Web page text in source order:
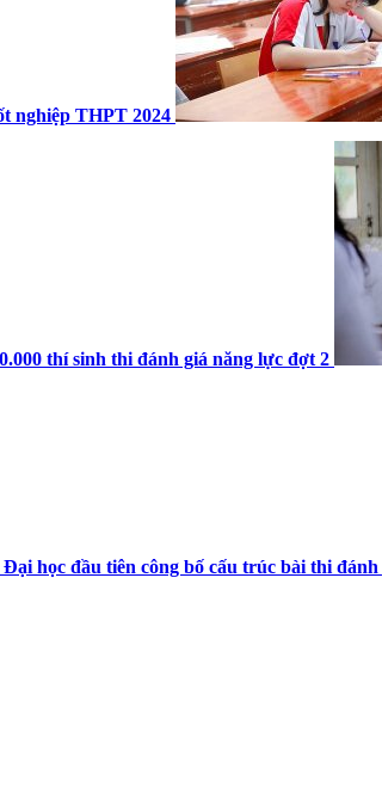
nghiệp THPT 2024
thí sinh thi đánh giá năng lực đợt 2
Đại học đầu tiên công bố cấu trúc bài thi